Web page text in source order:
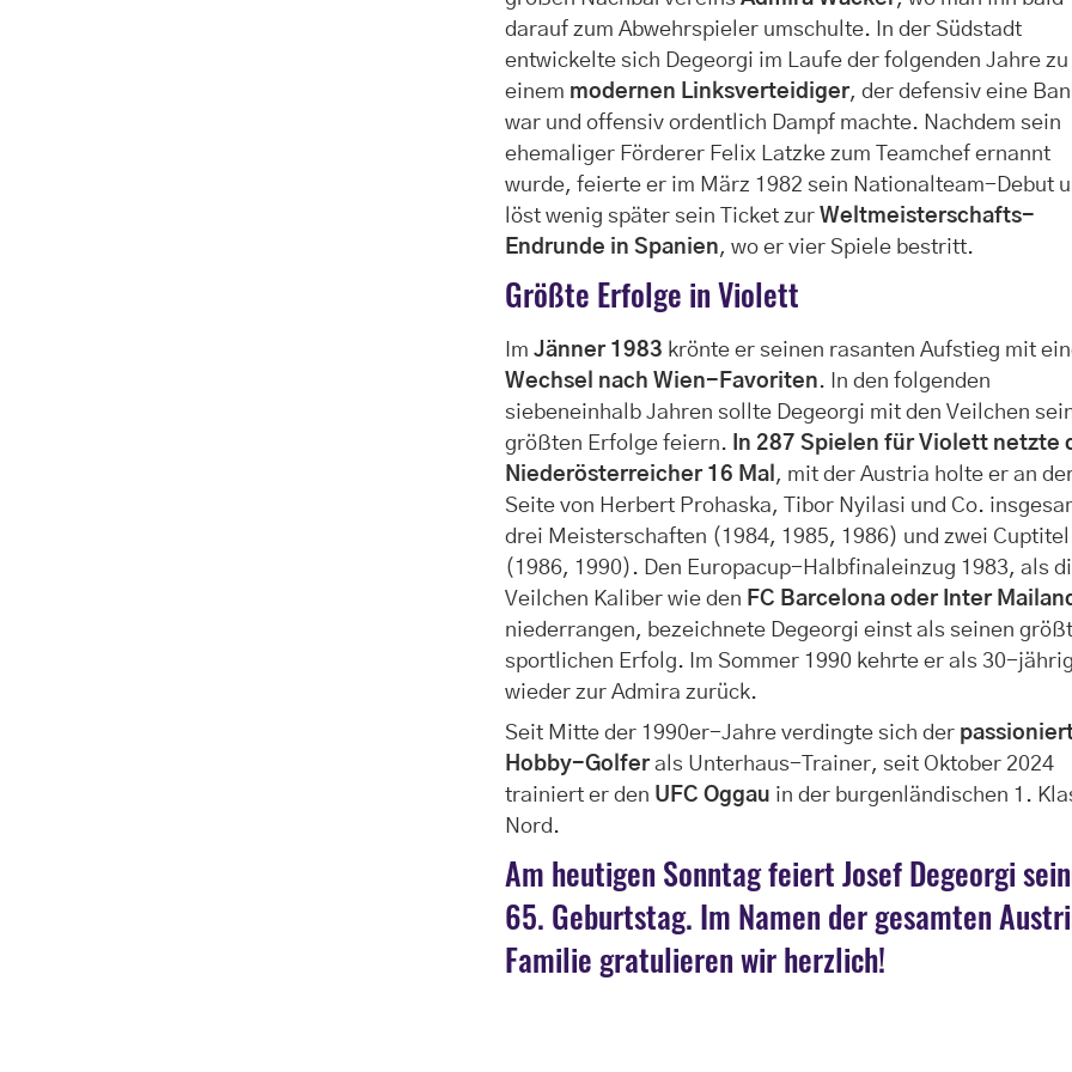
darauf zum Abwehrspieler umschulte. In der Südstadt
entwickelte sich Degeorgi im Laufe der folgenden Jahre zu
einem modernen Linksverteidiger, der defensiv eine
war und offensiv ordentlich Dampf machte. Nachdem sein
ehemaliger Förderer Felix Latzke zum Teamchef ernannt
wurde, feierte er im März 1982 sein Nationalteam-Debut
löst wenig später sein Ticket zurWeltmeisterschafts-
Endrunde in Spanien, wo er vier Spiele bestritt.
Größte Erfolge in Violett
ImJänner 1983 krönte er seinen rasanten Aufstieg mit
Wechsel nach Wien-Favoriten. In den folgenden
siebeneinhalb Jahren sollte Degeorgi mit den Veilchen
größten Erfolge feiern.
In 287 Spielen für Violett netzte
Niederösterreicher 16 Mal , mit der Austria holte er an
Seite von Herbert Prohaska, Tibor Nyilasi und Co.
drei Meisterschaften (1984, 1985, 1986) und zwei Cuptitel
(1986, 1990). Den Europacup-Halbfinaleinzug 1983, als
Veilchen Kaliber wie den FC Barcelona oder Inter
niederrangen, bezeichnete Degeorgi einst als seinen
sportlichen Erfolg. Im Sommer 1990 kehrte er als 30-
wieder zur Admira zurück.
Seit Mitte der 1990er-Jahre verdingte sich der
Hobby-Golferals Unterhaus-Trainer, seit Oktober 2024
trainiert er den UFC Oggau in der burgenländischen 1.
Nord.
Am heutigen Sonntag feiert Josef Degeorgi
65. Geburtstag. Im Namen der gesamten
Familie gratulieren wir herzlich!